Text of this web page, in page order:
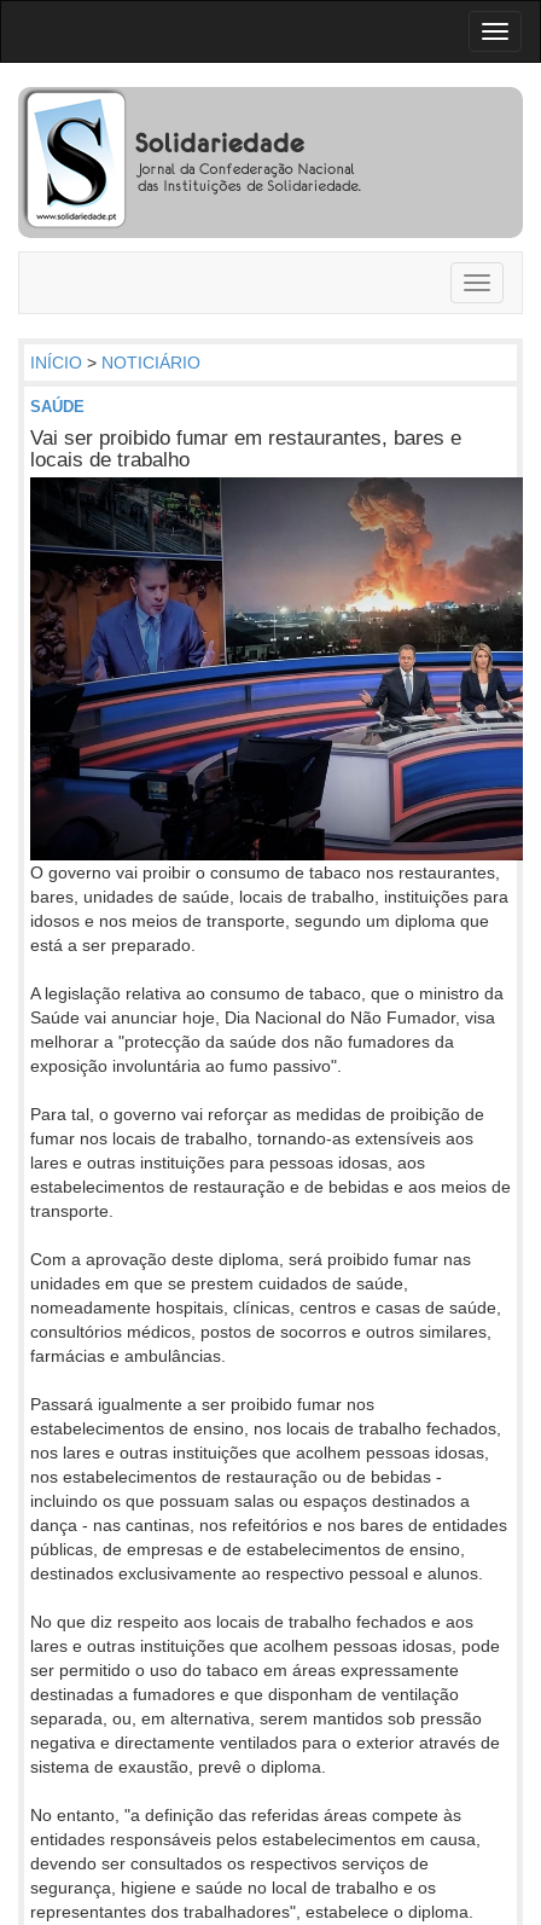
Toggle
INÍCIO > NOTICIÁRIO
SAÚDE
Vai ser proibido fumar em restaurantes, bares e
locais de trabalho
O governo vai proibir o consumo de tabaco nos restaurantes,
bares, unidades de saúde, locais de trabalho, instituições para
idosos e nos meios de transporte, segundo um diploma que
está a ser preparado.
A legislação relativa ao consumo de tabaco, que o ministro da
Saúde vai anunciar hoje, Dia Nacional do Não Fumador, visa
melhorar a "protecção da saúde dos não fumadores da
exposição involuntária ao fumo passivo".
Para tal, o governo vai reforçar as medidas de proibição de
fumar nos locais de trabalho, tornando-as extensíveis aos
lares e outras instituições para pessoas idosas, aos
estabelecimentos de restauração e de bebidas e aos meios de
transporte.
Com a aprovação deste diploma, será proibido fumar nas
unidades em que se prestem cuidados de saúde,
nomeadamente hospitais, clínicas, centros e casas de saúde,
consultórios médicos, postos de socorros e outros similares,
farmácias e ambulâncias.
Passará igualmente a ser proibido fumar nos
estabelecimentos de ensino, nos locais de trabalho fechados,
nos lares e outras instituições que acolhem pessoas idosas,
nos estabelecimentos de restauração ou de bebidas -
incluindo os que possuam salas ou espaços destinados a
dança - nas cantinas, nos refeitórios e nos bares de entidades
públicas, de empresas e de estabelecimentos de ensino,
destinados exclusivamente ao respectivo pessoal e alunos.
No que diz respeito aos locais de trabalho fechados e aos
lares e outras instituições que acolhem pessoas idosas, pode
ser permitido o uso do tabaco em áreas expressamente
destinadas a fumadores e que disponham de ventilação
separada, ou, em alternativa, serem mantidos sob pressão
negativa e directamente ventilados para o exterior através de
sistema de exaustão, prevê o diploma.
No entanto, "a definição das referidas áreas compete às
entidades responsáveis pelos estabelecimentos em causa,
devendo ser consultados os respectivos serviços de
segurança, higiene e saúde no local de trabalho e os
representantes dos trabalhadores", estabelece o diploma.